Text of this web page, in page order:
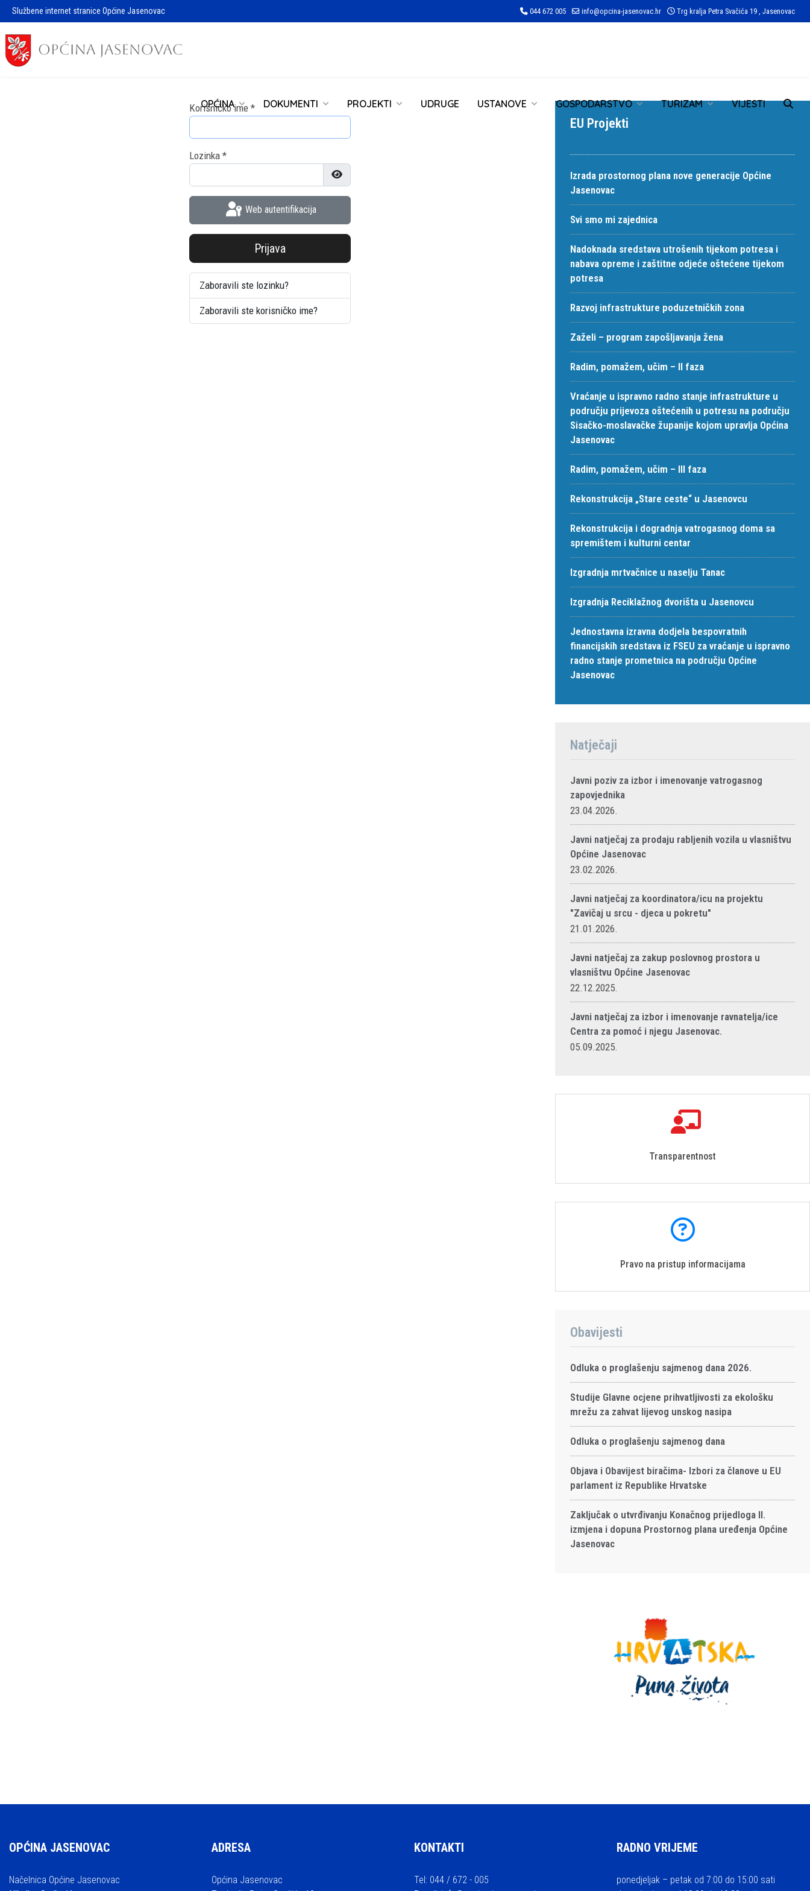
Službene internet stranice Općine Jasenovac 044 672 005 info@opcina-jasenovac.hr Trg kralja Petra Svačića 19 , Jasenovac
OPĆINA DOKUMENTI PROJEKTI UDRUGE USTANOVE GOSPODARSTVO TURIZAM VIJESTI
Korisničko ime*
Lozinka*
Prikaži lozinku
Web autentifikacija
Prijava
Zaboravili ste lozinku?
Zaboravili ste korisničko ime?
EU Projekti
Izrada prostornog plana nove generacije Općine
Jasenovac
Svi smo mi zajednica
Nadoknada sredstava utrošenih tijekom potresa i
nabava opreme i zaštitne odjeće oštećene tijekom
potresa
Razvoj infrastrukture poduzetničkih zona
Zaželi – program zapošljavanja žena
Radim, pomažem, učim – II faza
Vraćanje u ispravno radno stanje infrastrukture u
području prijevoza oštećenih u potresu na području
Sisačko-moslavačke županije kojom upravlja Općina
Jasenovac
Radim, pomažem, učim – III faza
Rekonstrukcija „Stare ceste“ u Jasenovcu
Rekonstrukcija i dogradnja vatrogasnog doma sa
spremištem i kulturni centar
Izgradnja mrtvačnice u naselju Tanac
Izgradnja Reciklažnog dvorišta u Jasenovcu
Jednostavna izravna dodjela bespovratnih
financijskih sredstava iz FSEU za vraćanje u ispravno
radno stanje prometnica na području Općine
Jasenovac
Natječaji
Javni poziv za izbor i imenovanje vatrogasnog
zapovjednika
23.04.2026.
Javni natječaj za prodaju rabljenih vozila u vlasništvu
Općine Jasenovac
23.02.2026.
Javni natječaj za koordinatora/icu na projektu
"Zavičaj u srcu - djeca u pokretu"
21.01.2026.
Javni natječaj za zakup poslovnog prostora u
vlasništvu Općine Jasenovac
22.12.2025.
Javni natječaj za izbor i imenovanje ravnatelja/ice
Centra za pomoć i njegu Jasenovac.
05.09.2025.
Transparentnost
Pravo na pristup informacijama
Obavijesti
Odluka o proglašenju sajmenog dana 2026.
Studije Glavne ocjene prihvatljivosti za ekološku
mrežu za zahvat lijevog unskog nasipa
Odluka o proglašenju sajmenog dana
Objava i Obavijest biračima- Izbori za članove u EU
parlament iz Republike Hrvatske
Zaključak o utvrđivanju Konačnog prijedloga II.
izmjena i dopuna Prostornog plana uređenja Općine
Jasenovac
OPĆINA JASENOVAC
Načelnica Općine Jasenovac
ADRESA
Općina Jasenovac
KONTAKTI
Tel: 044 / 672 - 005
RADNO VRIJEME
ponedjeljak – petak od 7:00 do 15:00 sati